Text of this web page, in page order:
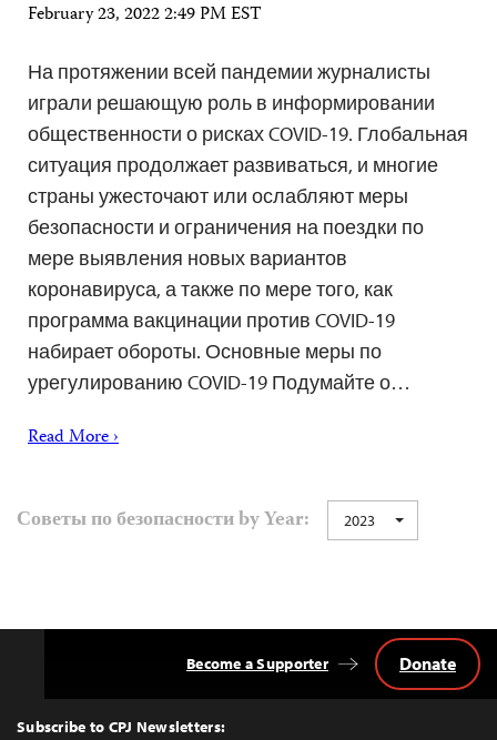
February 23, 2022 2:49 PM EST
На протяжении всей пандемии журналисты
играли решающую роль в информировании
общественности о рисках COVID-19. Глобальная
ситуация продолжает развиваться, и многие
страны ужесточают или ослабляют меры
безопасности и ограничения на поездки по
мере выявления новых вариантов
коронавируса, а также по мере того, как
программа вакцинации против COVID-19
набирает обороты. Основные меры по
урегулированию COVID-19 Подумайте о…
Read More ›
Советы по безопасности by Year: 2023
Top
Subscribe to CPJ Newsletters:
Become a Supporter Donate